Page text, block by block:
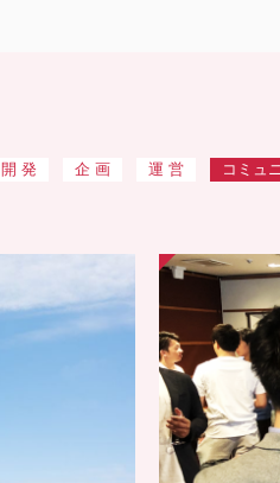
開 発 企 画 運 営 コミュ